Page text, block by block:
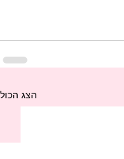
הצג הכול